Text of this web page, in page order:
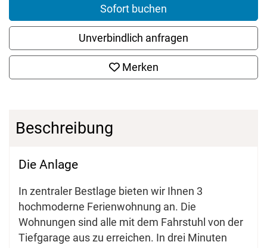
Sofort buchen
Unverbindlich anfragen
Merken
Beschreibung
Die Anlage
In zentraler Bestlage bieten wir Ihnen 3
hochmoderne Ferienwohnung an. Die
Wohnungen sind alle mit dem Fahrstuhl von der
Tiefgarage aus zu erreichen. In drei Minuten